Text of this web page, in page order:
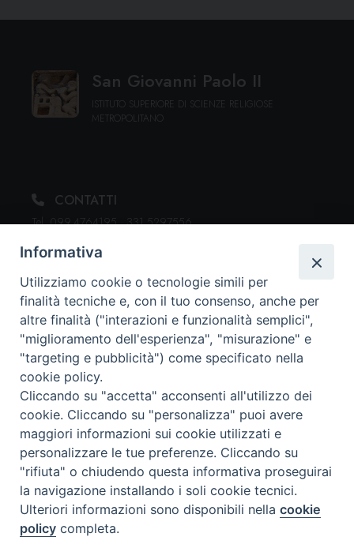
San Giovanni Paolo II
ISTITUTO SUPERIORE DI SCIENZE RELIGIOSE
METROPOLITANO
CONTATTI
Tel. 099.4764195 · 331.5297556
ORARI DI SEGRETERIA
Dal lunedì al venerdì: 15:30 - 19:00
DOVE SIAMO
Via Duomo, 107
74123 Taranto (TA)
SEGUICI SU
Informativa
Utilizziamo cookie o tecnologie simili per
finalità tecniche e, con il tuo consenso, anche per
altre finalità ("interazioni e funzionalità semplici",
"miglioramento dell'esperienza", "misurazione" e
"targeting e pubblicità") come specificato nella
cookie policy.
Cliccando su "accetta" acconsenti all'utilizzo dei
cookie. Cliccando su "personalizza" puoi avere
maggiori informazioni sui cookie utilizzati e
personalizzare le tue preferenze. Cliccando su
"rifiuta" o chiudendo questa informativa proseguirai
la navigazione installando i soli cookie tecnici.
Ulteriori informazioni sono disponibili nellacookie
policy completa.